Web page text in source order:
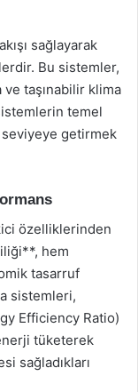
sağlayarak
Bu sistemler,
taşınabilir klima
temel
seviyeye getirmek
özelliklerinden
hem
tasarruf
sistemleri,
Efficiency Ratio)
tüketerek
sağladıkları